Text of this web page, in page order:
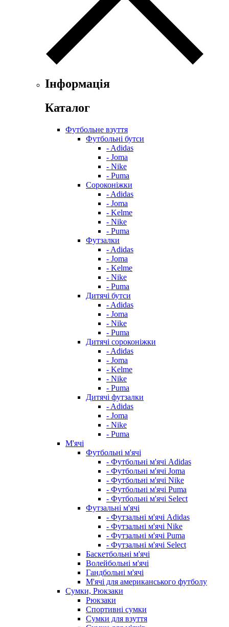
Інформація
Каталог
Футбольне взуття
Футбольні бутси
- Adidas
- Joma
- Nike
- Puma
Сороконіжки
- Adidas
- Joma
- Kelme
- Nike
- Puma
Футзалки
- Adidas
- Joma
- Kelme
- Nike
- Puma
Дитячі бутси
- Adidas
- Joma
- Nike
- Puma
Дитячі сороконіжки
- Adidas
- Joma
- Kelme
- Nike
- Puma
Дитячі футзалки
- Adidas
- Joma
- Nike
- Puma
М'ячі
Футбольні м'ячі
- Футбольні м'ячі Adidas
- Футбольні м'ячі Joma
- Футбольні м'ячі Nike
- Футбольні м'ячі Puma
- Футбольні м'ячі Select
Футзальні м'ячі
- Футзальні м'ячі Adidas
- Футзальні м'ячі Nike
- Футзальні м'ячі Puma
- Футзальні м'ячі Select
Баскетбольні м'ячі
Волейбольні м'ячі
Гандбольні м'ячі
М'ячі для американського футболу
Сумки, Рюкзаки
Рюкзаки
Спортивні сумки
Сумки для взуття